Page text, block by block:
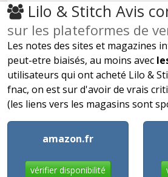
Lilo & Stitch Avis
sur les plateformes de
Les notes des sites et magazines
peut-etre biaisés, au moins avec
utilisateurs qui ont acheté Lilo &
fnac, on est sur d'avoir de vrais
(les liens vers les magasins sont
amazon.fr
vérifier disponibilité